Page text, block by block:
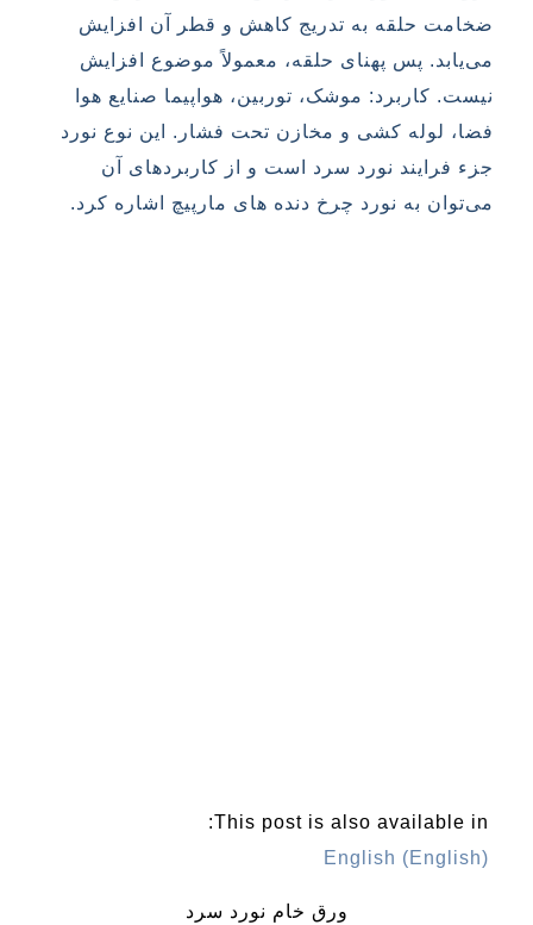
ضخامت حلقه به تدریج کاهش و قطر آن افزایش
می‌یابد. پس پهنای حلقه، معمولاً موضوع افزایش
نیست. کاربرد: موشک، توربین، هواپیما صنایع هوا
فضا، لوله کشی و مخازن تحت فشار. این نوع نورد
جزء فرایند نورد سرد است و از کاربردهای آن
می‌توان به نورد چرخ دنده های مارپیچ اشاره کرد.
This post is also available in:
English (English)
ورق خام نورد سرد